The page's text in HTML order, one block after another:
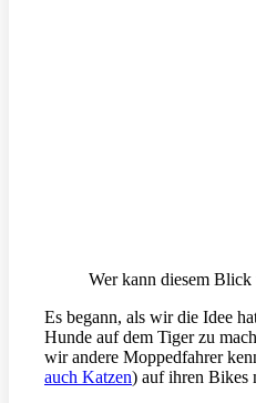
Wer kann diesem Blick
Es begann, als wir die Idee
Hunde auf dem Tiger zu
wir andere Moppedfahrer
auch Katzen) auf ihren Bikes